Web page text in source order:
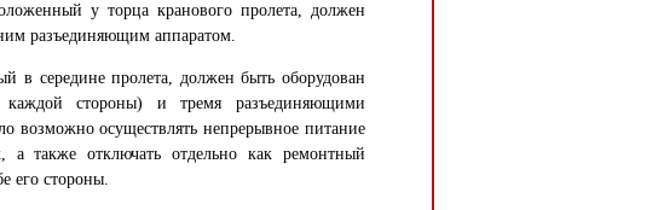
у торца кранового пролета, должен
разъединяющим аппаратом.
в середине пролета, должен быть оборудован
стороны) и тремя разъединяющими
возможно осуществлять непрерывное питание
а также отключать отдельно как ремонтный
его стороны.